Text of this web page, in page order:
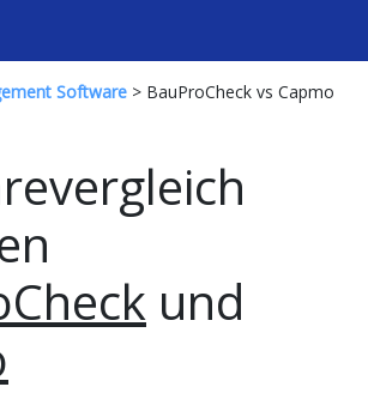
Software > BauProCheck vs Capmo
und